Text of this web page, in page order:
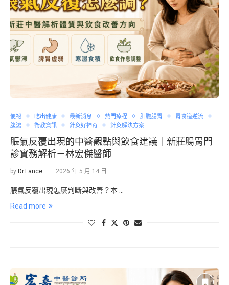
便祕 吃出健康 最新消息 熱門療程 肝膽腸胃
胃食道逆流
腹瀉
衛教資訊 針灸好神奇 針灸解決方案
脹氣反覆出現的中醫觀點與飲食建議｜新莊腸胃門
診實務解析－林宏傑醫師
by Dr.Lance 2026 年 5 月 14 日
脹氣反覆出現怎麼判斷與改善？本 …
Read more